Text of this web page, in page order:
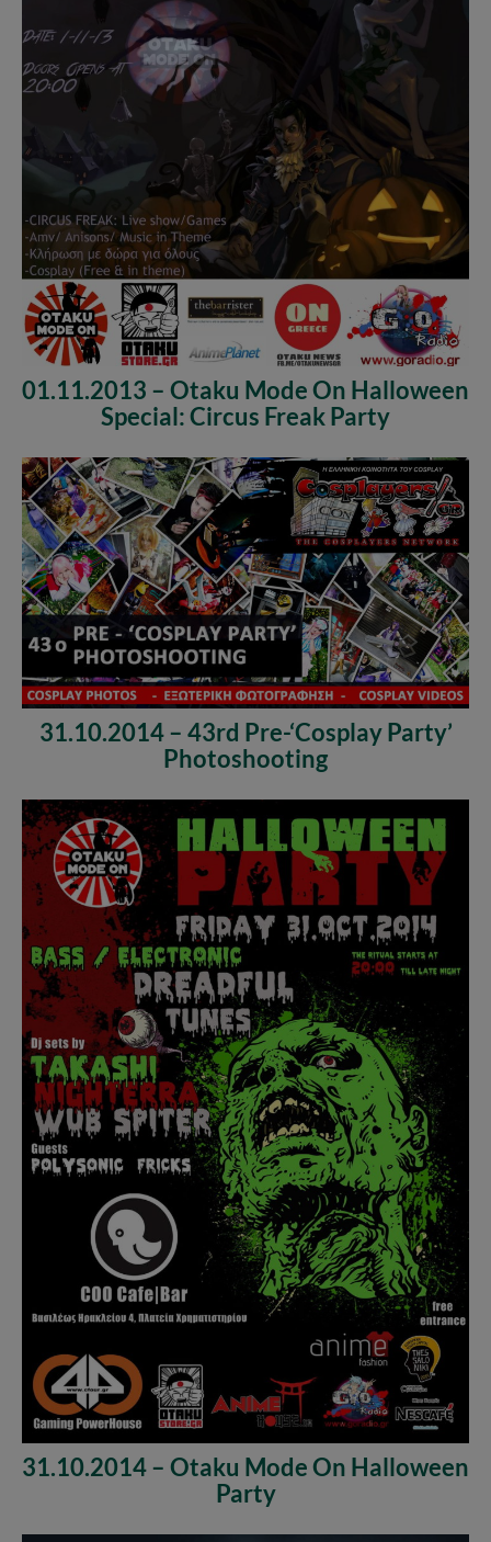
01.11.2013 – Otaku Mode On Halloween
Special: Circus Freak Party
31.10.2014 – 43rd Pre-‘Cosplay Party’
Photoshooting
31.10.2014 – Otaku Mode On Halloween
Party